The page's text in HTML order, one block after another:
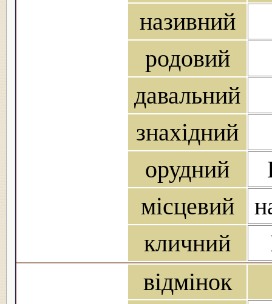
називний
родовий
давальний
знахідний
орудний
місцевий
кличний
відмінок